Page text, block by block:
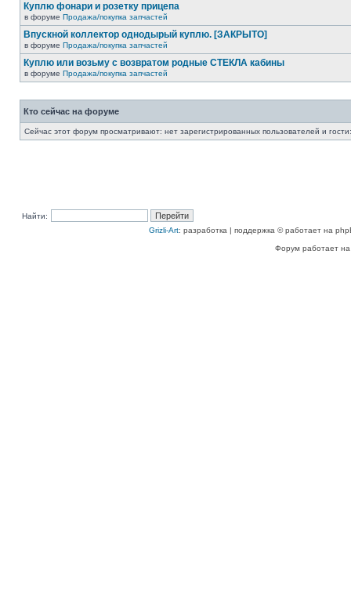
Куплю фонари и розетку прицепа
в форуме Продажа/покупка запчастей
Впускной коллектор однодырый куплю. [ЗАКРЫТО]
в форуме Продажа/покупка запчастей
Куплю или возьму с возвратом родные СТЕКЛА кабины
в форуме Продажа/покупка запчастей
Кто сейчас на форуме
Сейчас этот форум просматривают: нет зарегистрированных пользователей и
Найти:
Grizli-Art: разработка | поддержка © работает на
Форум работает